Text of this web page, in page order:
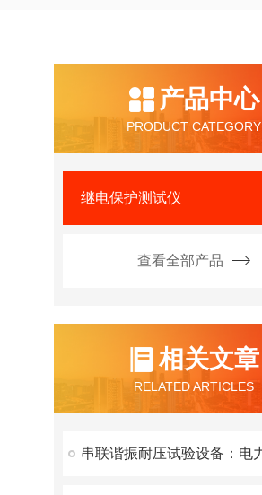
产品中心
PRODUCT CATEGORY
继电保护测试仪
查看全部产品
相关文章
RELATED ARTICLES